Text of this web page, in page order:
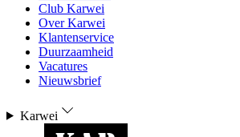
Club Karwei
Over Karwei
Klantenservice
Duurzaamheid
Vacatures
Nieuwsbrief
Karwei